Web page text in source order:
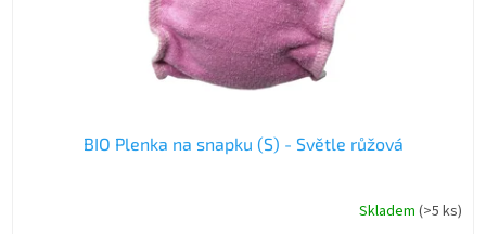
BIO Plenka na snapku (S) - Světle růžová
Skladem (>5 ks)